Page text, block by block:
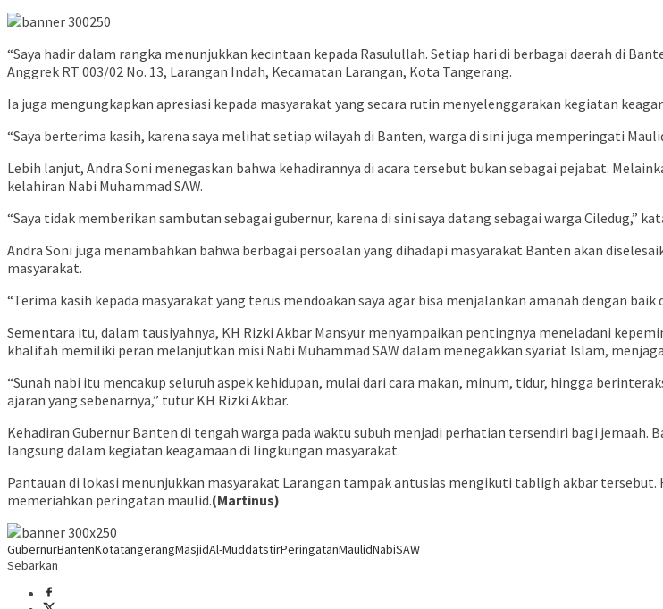
“Saya hadir dalam rangka menunjukkan kecintaan kepada Rasulullah. Setiap hari di berbagai daerah di
Anggrek RT 003/02 No. 13, Larangan Indah, Kecamatan Larangan, Kota Tangerang.
Ia juga mengungkapkan apresiasi kepada masyarakat yang secara rutin menyelenggarakan kegiatan
“Saya berterima kasih, karena saya melihat setiap wilayah di Banten, warga di sini juga memperingati
Lebih lanjut, Andra Soni menegaskan bahwa kehadirannya di acara tersebut bukan sebagai pejabat.
kelahiran Nabi Muhammad SAW.
“Saya tidak memberikan sambutan sebagai gubernur, karena di sini saya datang sebagai warga Ciledug,”
Andra Soni juga menambahkan bahwa berbagai persoalan yang dihadapi masyarakat Banten akan
masyarakat.
“Terima kasih kepada masyarakat yang terus mendoakan saya agar bisa menjalankan amanah dengan
Sementara itu, dalam tausiyahnya, KH Rizki Akbar Mansyur menyampaikan pentingnya meneladani
khalifah memiliki peran melanjutkan misi Nabi Muhammad SAW dalam menegakkan syariat Islam,
“Sunah nabi itu mencakup seluruh aspek kehidupan, mulai dari cara makan, minum, tidur, hingga
ajaran yang sebenarnya,” tutur KH Rizki Akbar.
Kehadiran Gubernur Banten di tengah warga pada waktu subuh menjadi perhatian tersendiri bagi jemaah.
langsung dalam kegiatan keagamaan di lingkungan masyarakat.
Pantauan di lokasi menunjukkan masyarakat Larangan tampak antusias mengikuti tabligh akbar
memeriahkan peringatan maulid.(Martinus)
GubernurBantenKotatangerangMasjidAl-MuddatstirPeringatanMaulidNabiSAW
Sebarkan